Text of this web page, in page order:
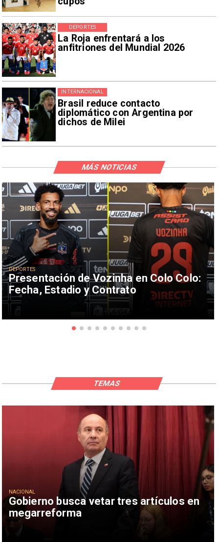
La Roja enfrentará a los
anfitriones del Mundial 2026
DEPORTES
Brasil reduce contacto
diplomático con Argentina por
dichos de Milei
INTERNACIONAL
Presentación de Vozinha en Colo Colo:
Fecha, Estadio y Contrato
DEPORTES
MÁS NOTICIAS
Gobierno busca vetar tres artículos en
megarreforma
NACIONAL
TEMAS